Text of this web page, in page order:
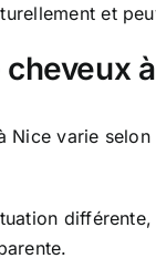
et
cheveux
Nice varie